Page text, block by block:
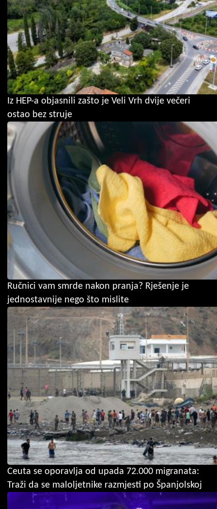
Iz HEP-a objasnili zašto je Veli Vrh dvije večeri
ostao bez struje
Ručnici vam smrde nakon pranja? Rješenje je
jednostavnije nego što mislite
Ceuta se oporavlja od upada 72.000 migranata:
Traži da se maloljetnike razmjesti po Španjolskoj